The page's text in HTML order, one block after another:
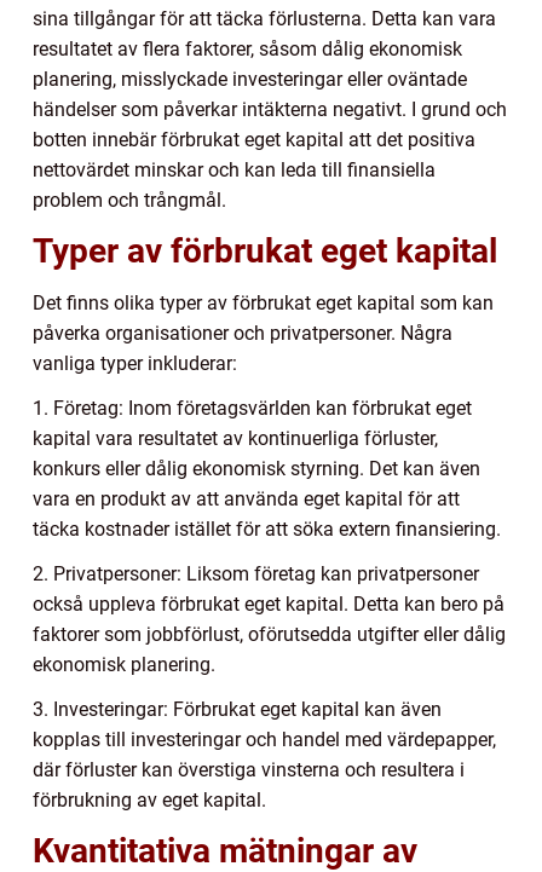
sina tillgångar för att täcka förlusterna. Detta kan vara
resultatet av flera faktorer, såsom dålig ekonomisk
planering, misslyckade investeringar eller oväntade
händelser som påverkar intäkterna negativt. I grund och
botten innebär förbrukat eget kapital att det positiva
nettovärdet minskar och kan leda till finansiella
problem och trångmål.
Typer av förbrukat eget kapital
Det finns olika typer av förbrukat eget kapital som kan
påverka organisationer och privatpersoner. Några
vanliga typer inkluderar:
1. Företag: Inom företagsvärlden kan förbrukat eget
kapital vara resultatet av kontinuerliga förluster,
konkurs eller dålig ekonomisk styrning. Det kan även
vara en produkt av att använda eget kapital för att
täcka kostnader istället för att söka extern finansiering.
2. Privatpersoner: Liksom företag kan privatpersoner
också uppleva förbrukat eget kapital. Detta kan bero på
faktorer som jobbförlust, oförutsedda utgifter eller dålig
ekonomisk planering.
3. Investeringar: Förbrukat eget kapital kan även
kopplas till investeringar och handel med värdepapper,
där förluster kan överstiga vinsterna och resultera i
förbrukning av eget kapital.
Kvantitativa mätningar av